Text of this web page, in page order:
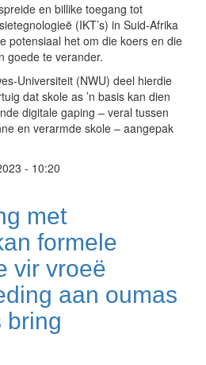
en billike toegang tot
(IKT’s) in Suid-Afrika
potensiaal het om die koers en die
goede te verander.
Universiteit (NWU) deel hierdie
dat skole as ’n basis kan dien
digitale gaping – veral tussen
en verarmde skole – aangepak
- 10:20
met
formele
vir vroeë
aan oumas
bring